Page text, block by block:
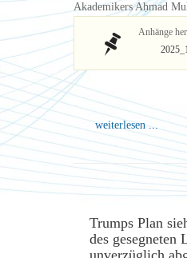
Akademikers Aḥmad
Anhänge
weiterlesen ...
Trumps Plan
des gesegneten
unverzüglich